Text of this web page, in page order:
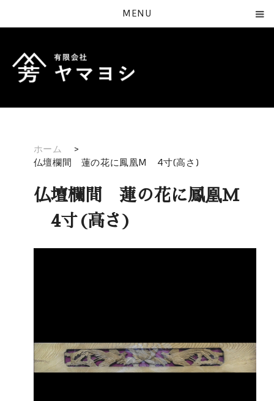
MENU
ホーム
>
仏壇欄間 蓮の花に鳳凰M 4寸(高さ)
仏壇欄間 蓮の花に鳳凰M
4寸(高さ)